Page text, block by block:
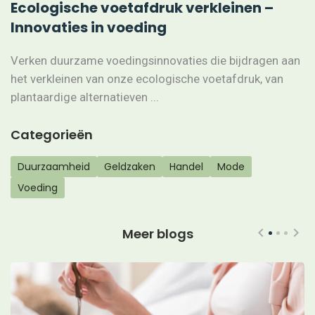
Ecologische voetafdruk verkleinen –
Innovaties in voeding
Verken duurzame voedingsinnovaties die bijdragen aan
het verkleinen van onze ecologische voetafdruk, van
plantaardige alternatieven ...
Categorieën
Duurzaamheid Geldzaken Handel
Mode
Voeding
Meer blogs